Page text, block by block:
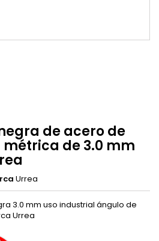
de acero de
de 3.0 mm
Urrea
3.0 mm uso industrial ángulo de
Urrea